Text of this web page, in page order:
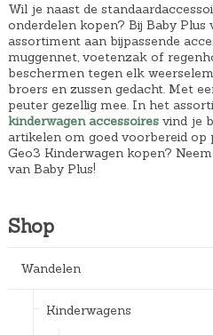
Wil je naast de
onderdelen kopen? Bij Baby Plus
assortiment aan bijpassende
muggennet, voetenzak of
beschermen tegen elk
broers en zussen gedacht. Met
peuter gezellig mee. In het
kinderwagen accessoiresvind je
artikelen om goed voorbereid op
Geo3 Kinderwagen kopen?
van Baby Plus!
Shop
Wandelen
Kinderwagens